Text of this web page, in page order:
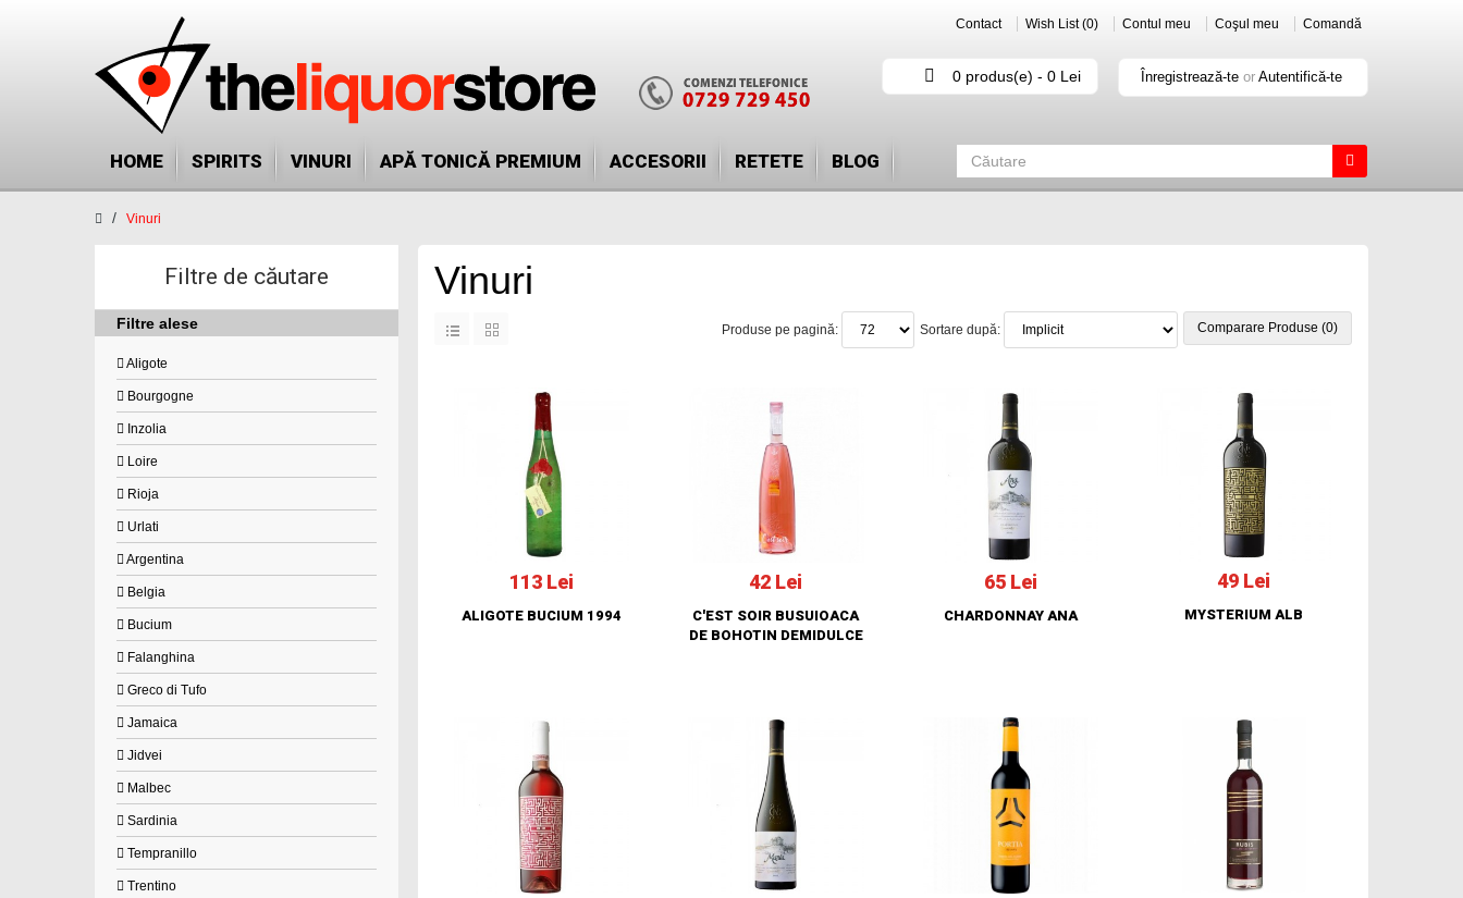
Contact Wish List (0) Contul meu Coşul meu Comandă
0 produs(e) - 0 Lei Înregistrează-te orAutentifică-te
HOME SPIRITS VINURI APĂ TONICĂ PREMIUM ACCESORII RETETE BLOG
Vinuri
Filtre de căutare
Filtre alese
Aligote
Bourgogne
Inzolia
Loire
Rioja
Urlati
Argentina
Belgia
Bucium
Falanghina
Greco di Tufo
Jamaica
Jidvei
Malbec
Sardinia
Tempranillo
Trentino
Vinuri
Comparare Produse (0)
Sortare după:
Produse pe pagină:
113 Lei
ALIGOTE BUCIUM 1994
42 Lei
C'EST SOIR BUSUIOACA
DE BOHOTIN DEMIDULCE
65 Lei
CHARDONNAY ANA
49 Lei
MYSTERIUM ALB